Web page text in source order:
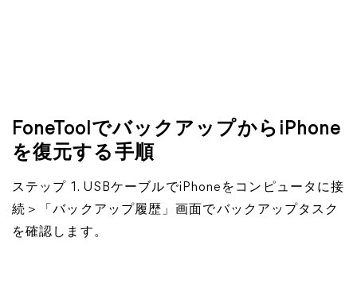
FoneToolでバックアップからiPhone
を復元する手順
ステップ 1. USBケーブルでiPhoneをコンピュータに接
続＞「バックアップ履歴」画面でバックアップタスク
を確認します。